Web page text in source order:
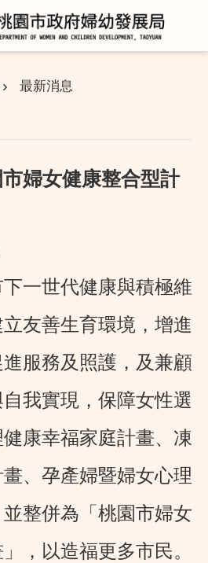
最新消息
婦女健康整合型計
一世代健康與積極維
友善生育環境，增進
服務及照護，及兼顧
我實現，保障女性選
康幸福家庭計畫、凍
、孕產婦暨婦女心理
整併為「桃園市婦女
，以造福更多市民。